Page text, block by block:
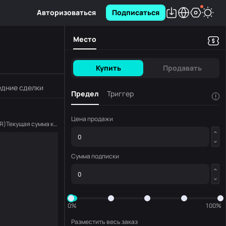
Авторизоваться Подписаться
сделки
) Текущая сумма копирования (RSR)
Место
Купить Продавать
Предел Триггер !
Цена продажи
Сумма подписки
0%
100%
Разместить весь заказ